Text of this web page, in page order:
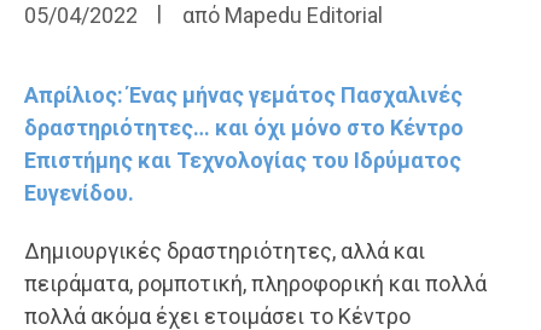
05/04/2022 από Mapedu Editorial
Απρίλιος: Ένας μήνας γεμάτος Πασχαλινές
δραστηριότητες… και όχι μόνο στο Κέντρο
Επιστήμης και Τεχνολογίας του Ιδρύματος
Ευγενίδου.
Δημιουργικές δραστηριότητες, αλλά και
πειράματα, ρομποτική, πληροφορική και πολλά
πολλά ακόμα έχει ετοιμάσει το Κέντρο